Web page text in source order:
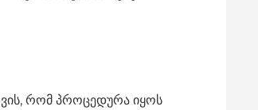
რომ პროცედურა იყოს